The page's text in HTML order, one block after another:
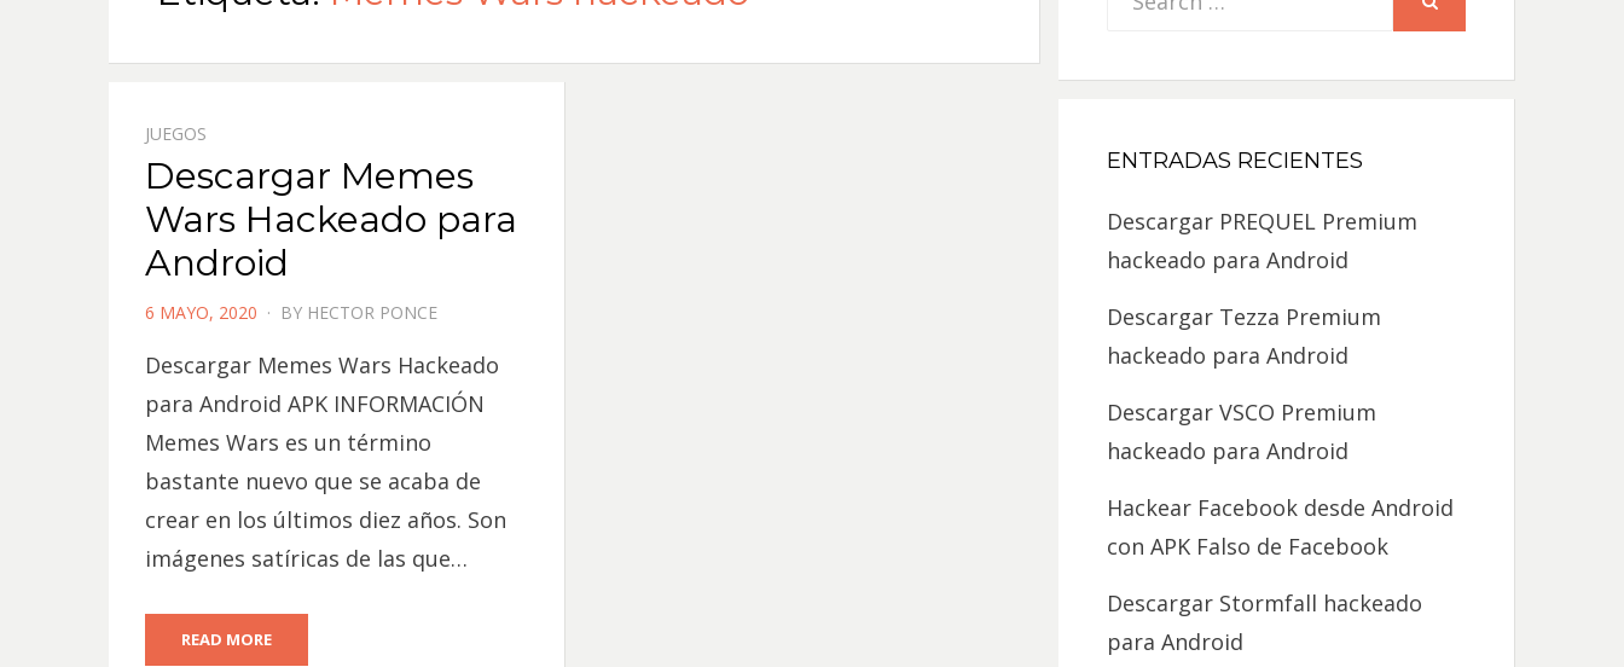
JUEGOS
Descargar Memes
Wars Hackeado para
Android
POSTED
6 MAYO, 2020 BY HECTOR PONCE
Descargar Memes Wars Hackeado
para Android APK INFORMACIÓN
Memes Wars es un término
bastante nuevo que se acaba de
crear en los últimos diez años. Son
imágenes satíricas de las que…
READ MORE
ENTRADAS RECIENTES
Descargar PREQUEL Premium
hackeado para Android
Descargar Tezza Premium
hackeado para Android
Descargar VSCO Premium
hackeado para Android
Hackear Facebook desde Android
con APK Falso de Facebook
Descargar Stormfall hackeado
para Android